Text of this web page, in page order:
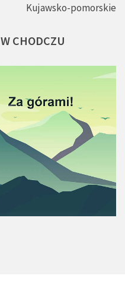
Kujawsko-pomorskie
W CHODCZU